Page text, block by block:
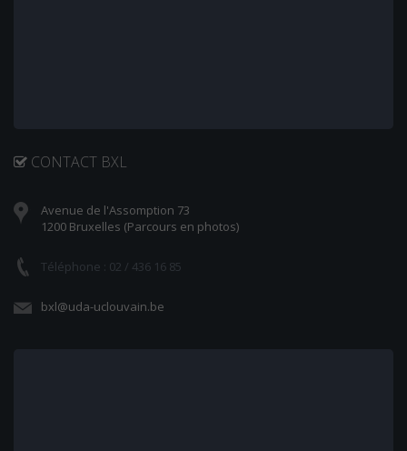
CONTACT BXL
Avenue de l'Assomption 73
1200 Bruxelles (Parcours en photos)
Téléphone : 02 / 436 16 85
bxl@uda-uclouvain.be